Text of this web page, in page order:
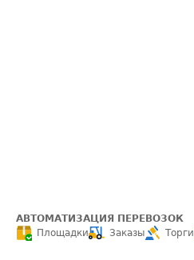
АВТОМАТИЗАЦИЯ ПЕРЕВОЗОК
Площадки
Заказы Торги